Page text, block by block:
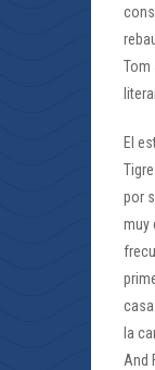
Tom
El
por
muy
la
And